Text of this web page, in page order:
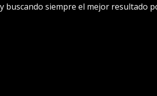
buscando siempre el mejor resultado